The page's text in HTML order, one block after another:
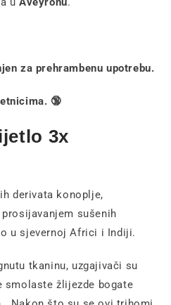
za prehrambenu upotrebu.
🔞
3x
derivata konoplje,
sušenih
u sjevernoj Africi i Indiji.
tkaninu, uzgajivači su
žlijezde bogate